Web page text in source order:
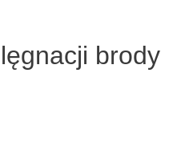
brody